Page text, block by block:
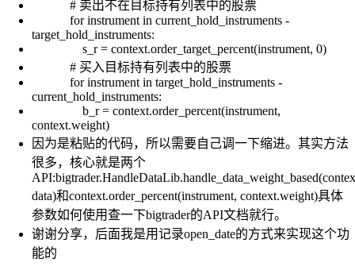
# 卖出不在目标持有列表中的股票
for instrument in current_hold_instruments -
target_hold_instruments:
s_r = context.order_target_percent(instrument, 0)
# 买入目标持有列表中的股票
for instrument in target_hold_instruments -
current_hold_instruments:
b_r = context.order_percent(instrument,
context.weight)
因为是粘贴的代码，所以需要自己调一下缩进。其实方法
很多，核心就是两个
data)和context.order_percent(instrument, context.weight)具体
参数如何使用查一下bigtrader的API文档就行。
谢谢分享，后面我是用记录open_date的方式来实现这个功
能的